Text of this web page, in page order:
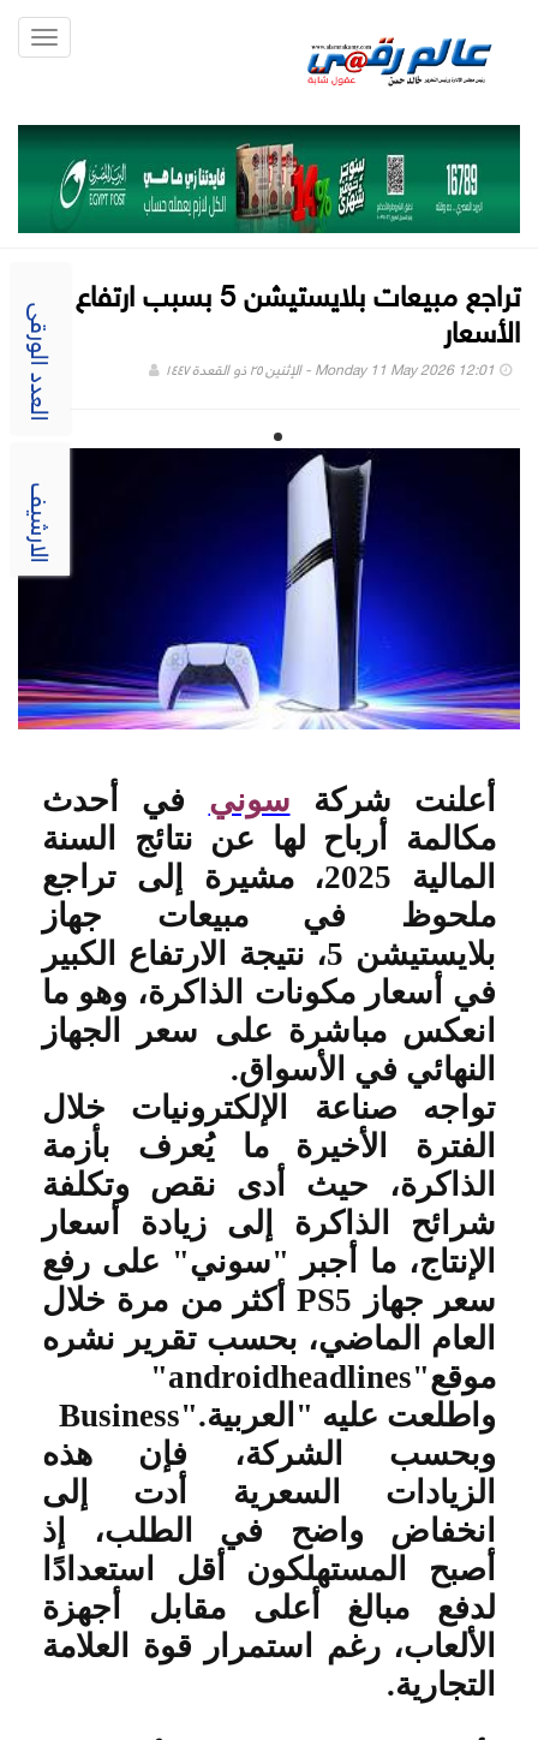
العدد الورقى
الارشيف
تراجع مبيعات بلايستيشن 5 بسبب ارتفاع
الأسعار
Monday 11 May 2026 12:01 - الإثنين ٢٥ ذو القعدة ١٤٤٧
أعلنت شركة سوني
في أحدث
مكالمة أرباح لها عن نتائج السنة
المالية 2025، مشيرة إلى تراجع
ملحوظ في مبيعات جهاز
بلايستيشن 5، نتيجة الارتفاع الكبير
في أسعار مكونات الذاكرة، وهو ما
انعكس مباشرة على سعر الجهاز
النهائي في الأسواق.
تواجه صناعة الإلكترونيات خلال
الفترة الأخيرة ما يُعرف بأزمة
الذاكرة، حيث أدى نقص وتكلفة
شرائح الذاكرة إلى زيادة أسعار
الإنتاج، ما أجبر "سوني" على رفع
سعر جهاز
PS5 أكثر من مرة خلال
العام الماضي، بحسب تقرير نشره
موقع"androidheadlines"
واطلعت عليه "العربيةBusiness".
وبحسب الشركة، فإن هذه
الزيادات السعرية أدت إلى
انخفاض واضح في الطلب، إذ
أصبح المستهلكون أقل استعدادًا
لدفع مبالغ أعلى مقابل أجهزة
الألعاب، رغم استمرار قوة العلامة
التجارية.